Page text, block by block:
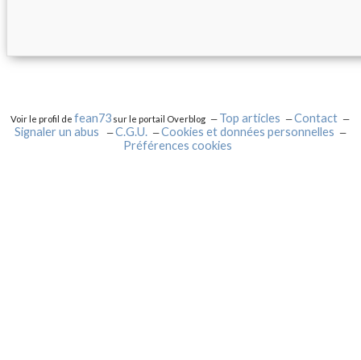
Voir le profil defean73 sur le portail Overblog Top articles
Contact
Signaler un abus
C.G.U.
Cookies et données personnelles
Préférences cookies